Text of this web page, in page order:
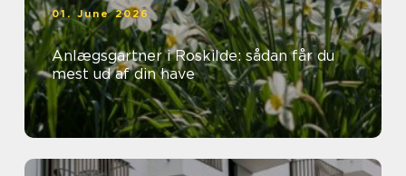
01. June 2026
Anlægsgartner i Roskilde: sådan får du
mest ud af din have